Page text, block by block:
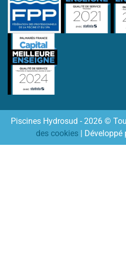
Piscines Hydrosud - 2026 ©
des cookies | Développé